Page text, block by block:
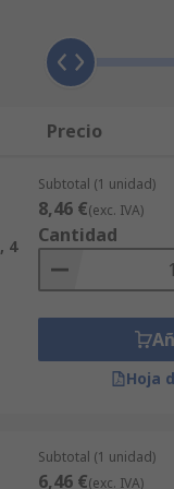
de audio
sonido de alta
o estar
alimentación
en distancias
Precio
4
Subtotal (1 unidad)
8,46 €(exc. IVA)
Cantidad
Hoja
Subtotal (1 unidad)
6,46 €(exc. IVA)